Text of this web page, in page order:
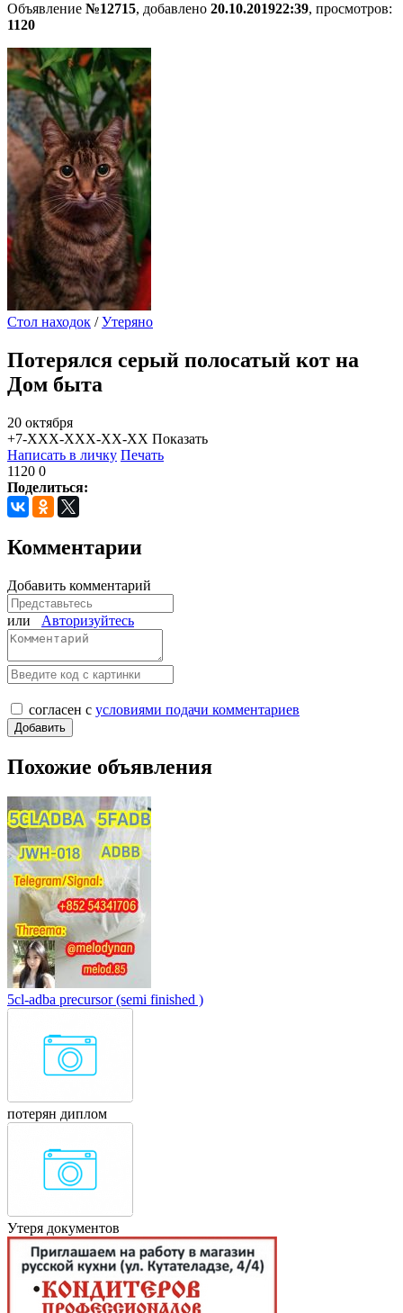
Объявление №12715, добавлено 20.10.201922:39, просмотров:
1120
Стол находок /Утеряно
Потерялся серый полосатый кот на
Дом быта
20 октября
+7-XXX-XXX-XX-XX Показать
Написать в личку Печать
1120 0
Поделиться:
Комментарии
Добавить комментарий
или Авторизуйтесь
согласен с условиями подачи комментариев
Похожие объявления
5cl-adba precursor (semi finished )
потерян диплом
Утеря документов